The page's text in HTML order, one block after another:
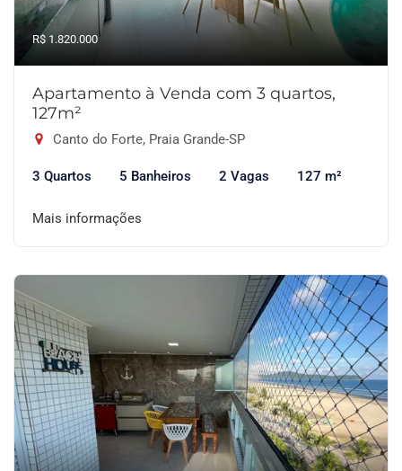
R$ 1.820.000
Apartamento à Venda com 3 quartos,
127m²
Canto do Forte, Praia Grande-SP
3 Quartos 5 Banheiros 2 Vagas 127 m²
Mais informações